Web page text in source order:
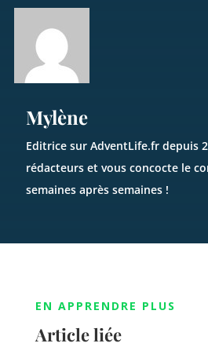
Mylène
Editrice sur AdventLife.fr depuis
rédacteurs et vous concocte le
semaines après semaines !
EN APPRENDRE PLUS
Article liée